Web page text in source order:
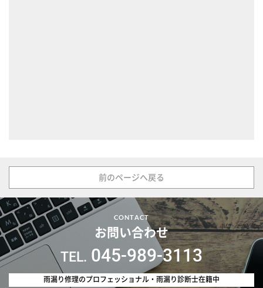
前のページへ戻る
CONTACT
お問い合わせ
045-989-3113
雨漏り修理のプロフェッショナル・雨漏り診断士在籍中